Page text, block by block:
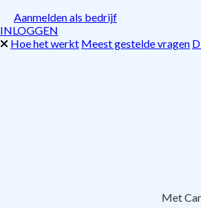
Aanmelden als bedrijf
INLOGGEN
Hoe het werkt Meest gestelde vragen
Met